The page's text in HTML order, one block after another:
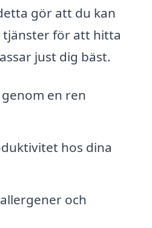
gör att du kan
för att hitta
just dig bäst.
en ren
hos dina
och